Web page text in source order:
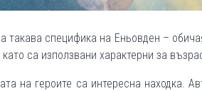
такава специфика на Еньовден –
като са използвани характерни за
на героите са интересна находка.